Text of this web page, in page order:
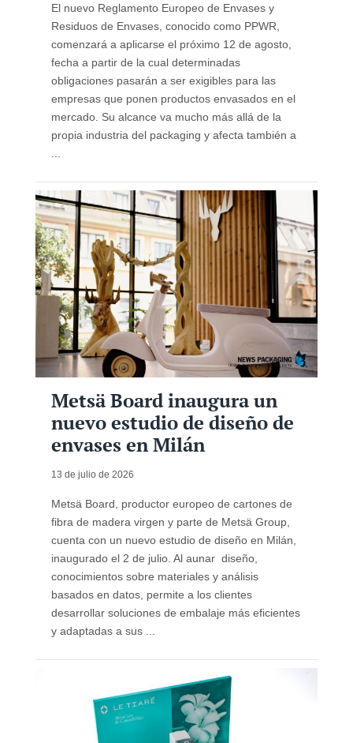
El nuevo Reglamento Europeo de Envases y
Residuos de Envases, conocido como PPWR,
comenzará a aplicarse el próximo 12 de agosto,
fecha a partir de la cual determinadas
obligaciones pasarán a ser exigibles para las
empresas que ponen productos envasados en el
mercado. Su alcance va mucho más allá de la
propia industria del packaging y afecta también a
Metsä Board inaugura un
nuevo estudio de diseño de
envases en Milán
13 de julio de 2026
Metsä Board, productor europeo de cartones de
fibra de madera virgen y parte de Metsä Group,
cuenta con un nuevo estudio de diseño en Milán,
inaugurado el 2 de julio. Al aunar diseño,
conocimientos sobre materiales y análisis
basados en datos, permite a los clientes
desarrollar soluciones de embalaje más eficientes
y adaptadas a sus ...